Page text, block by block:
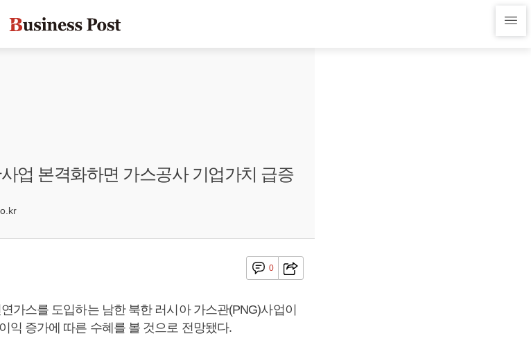
업 본격화하면 가스공사 기업가치 급증
0
가스를 도입하는 남한 북한 러시아 가스관(PNG)사업이
익 증가에 따른 수혜를 볼 것으로 전망됐다.